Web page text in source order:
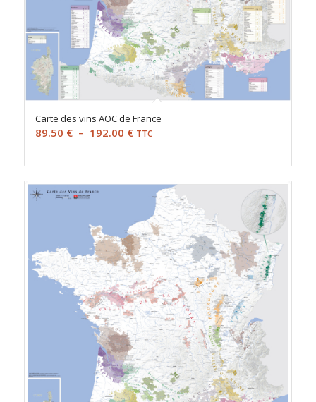
Carte des vins AOC de France
89.50 € – 192.00 €Plage
prix :
89.50 €
192.00 €
TTC